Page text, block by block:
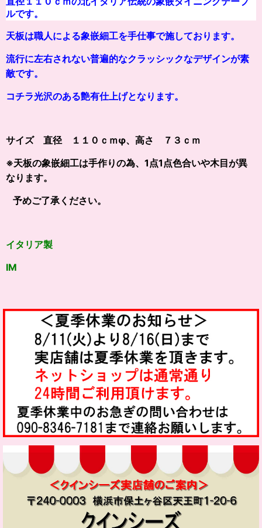
ルです。
天板は職人による象嵌細工を手仕事で施しております。
流行に左右されない普遍的なクラッシックなデザインが素
敵です。
コチラ光沢のある艶有仕上げとなります。
サイズ 直径 １１０ｃｍφ、高さ ７３ｃｍ
※天板の象嵌細工は手作りの為、1点1点色合いや木目が異
なります。
予めご了承ください。
イタリア製
IM